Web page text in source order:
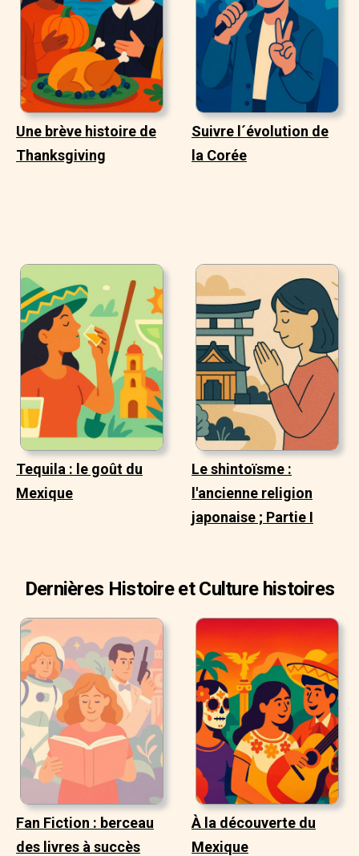
Une brève histoire de
Thanksgiving
Suivre l´évolution de
la Corée
Tequila : le goût du
Mexique
Le shintoïsme :
l'ancienne religion
japonaise ; Partie I
Dernières Histoire et Culture histoires
Fan Fiction : berceau
des livres à succès
À la découverte du
Mexique